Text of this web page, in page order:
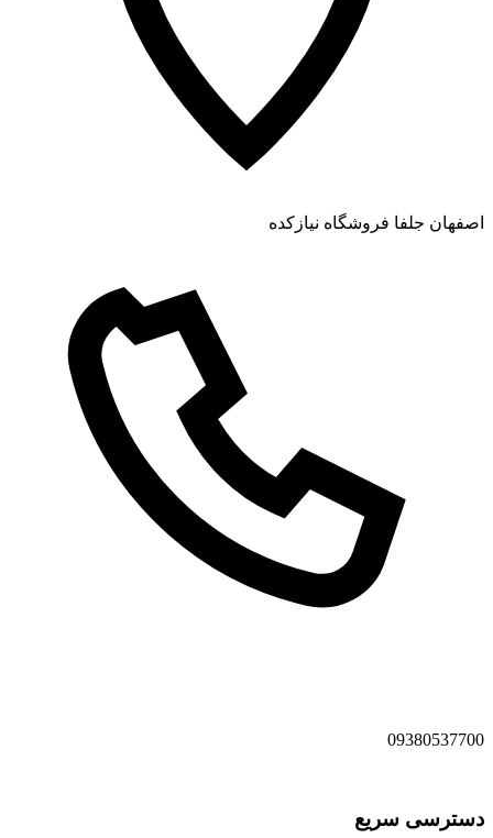
اصفهان جلفا فروشگاه نیازکده
09380537700
دسترسی سریع